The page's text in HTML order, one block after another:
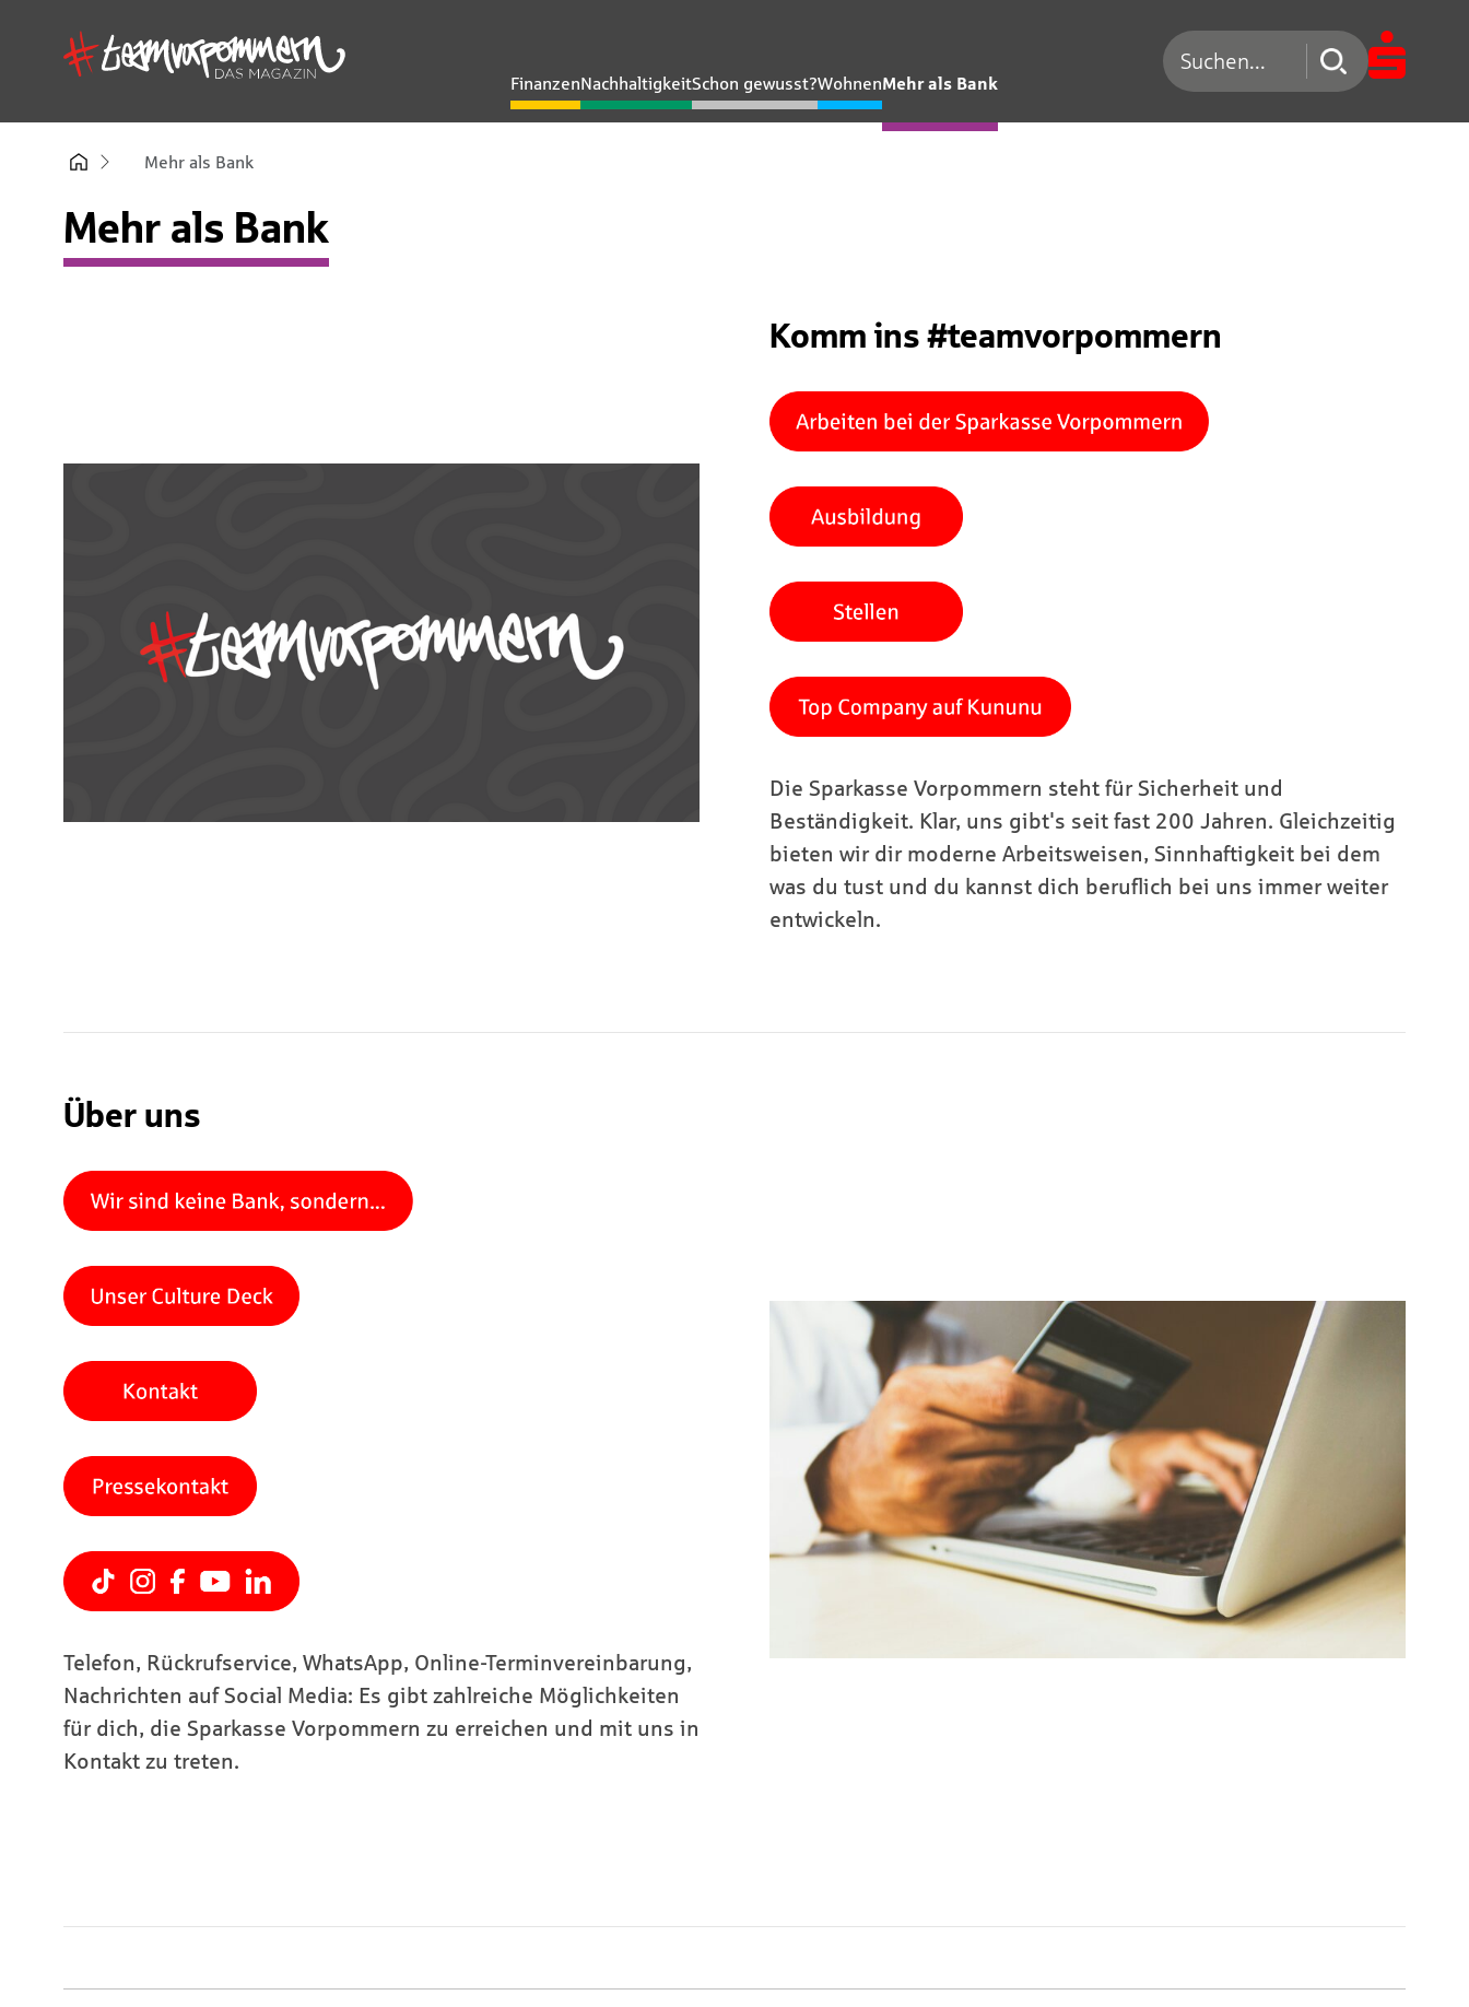
FinanzenNachhaltigkeitSchon gewusst?WohnenMehr als Bank
Suchen nach
Mehr als Bank
Mehr als Bank
Komm ins #teamvorpommern
Die Sparkasse Vorpommern steht für Sicherheit und
Beständigkeit. Klar, uns gibt's seit fast 200 Jahren. Gleichzeitig
bieten wir dir moderne Arbeitsweisen, Sinnhaftigkeit bei dem
was du tust und du kannst dich beruflich bei uns immer weiter
entwickeln.
Über uns
Telefon, Rückrufservice, WhatsApp, Online-Terminvereinbarung,
Nachrichten auf Social Media: Es gibt zahlreiche Möglichkeiten
für dich, die Sparkasse Vorpommern zu erreichen und mit uns in
Kontakt zu treten.